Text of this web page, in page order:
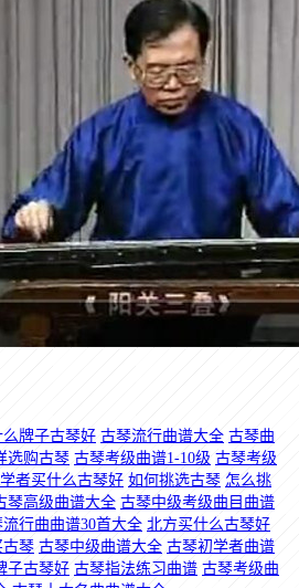
牌子古琴好 古琴流行曲谱大全 古琴曲
选购古琴 古琴考级曲谱1-10级 古琴考级
者买什么古琴好 如何挑选古琴 怎么挑
琴高级曲谱大全 古琴中级考级曲目曲谱
流行曲曲谱30首大全 北方买什么古琴好
古琴 古琴中级曲谱大全 古琴初学者曲谱
子古琴好 古琴指法练习曲谱 古琴考级曲